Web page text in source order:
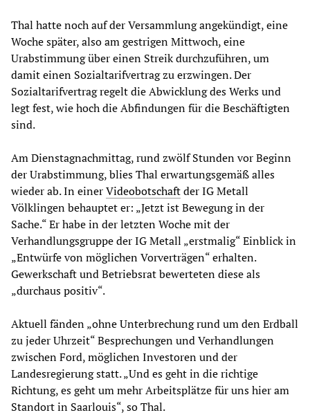
Thal hatte noch auf der Versammlung angekündigt, eine
Woche später, also am gestrigen Mittwoch, eine
Urabstimmung über einen Streik durchzuführen, um
damit einen Sozialtarifvertrag zu erzwingen. Der
Sozialtarifvertrag regelt die Abwicklung des Werks und
legt fest, wie hoch die Abfindungen für die Beschäftigten
sind.
Am Dienstagnachmittag, rund zwölf Stunden vor Beginn
der Urabstimmung, blies Thal erwartungsgemäß alles
wieder ab. In einerVideobotschaftder IG Metall
Völklingen behauptet er: „Jetzt ist Bewegung in der
Sache.“ Er habe in der letzten Woche mit der
Verhandlungsgruppe der IG Metall „erstmalig“ Einblick in
„Entwürfe von möglichen Vorverträgen“ erhalten.
Gewerkschaft und Betriebsrat bewerteten diese als
„durchaus positiv“.
Aktuell fänden „ohne Unterbrechung rund um den Erdball
zu jeder Uhrzeit“ Besprechungen und Verhandlungen
zwischen Ford, möglichen Investoren und der
Landesregierung statt. „Und es geht in die richtige
Richtung, es geht um mehr Arbeitsplätze für uns hier am
Standort in Saarlouis“, so Thal.